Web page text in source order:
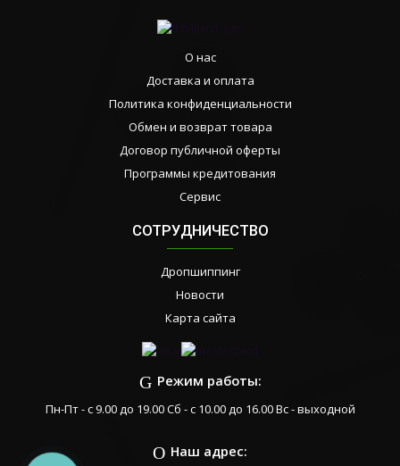
О нас
Доставка и оплата
Политика конфиденциальности
Обмен и возврат товара
Договор публичной оферты
Программы кредитования
Сервис
СОТРУДНИЧЕСТВО
Дропшиппинг
Новости
Карта сайта
Режим работы:
Пн-Пт - с 9.00 до 19.00 Сб - с 10.00 до 16.00 Вс - выходной
Наш адрес: